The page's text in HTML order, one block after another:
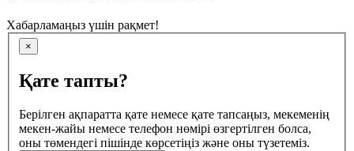
Хабарламаңыз үшін рақмет!
×
Қате тапты?
Берілген ақпаратта қате немесе қате тапсаңыз, мекеменің
мекен-жайы немесе телефон нөмірі өзгертілген болса,
оны төмендегі пішінде көрсетіңіз және оны түзетеміз.